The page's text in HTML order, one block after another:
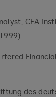
CFA
des